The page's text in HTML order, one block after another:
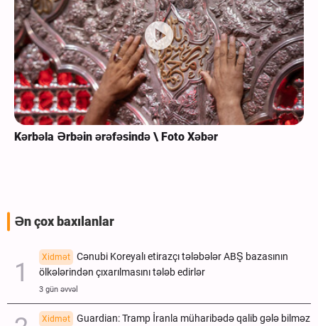
Kərbəla Ərbəin ərəfəsində \ Foto Xəbər
Ən çox baxılanlar
Xidmət
Cənubi Koreyalı etirazçı tələbələr ABŞ bazasının
ölkələrindən çıxarılmasını tələb edirlər
3 gün əvvəl
Xidmət Guardian: Tramp İranla müharibədə qalib gələ bilməz